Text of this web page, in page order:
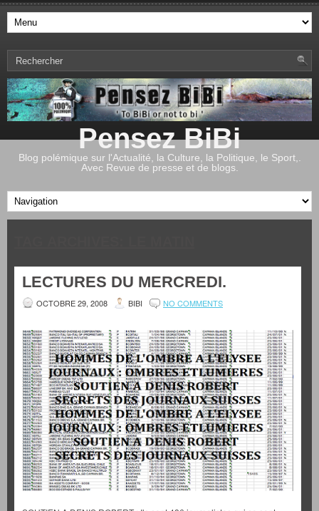
Pensez BiBi
Blog polémique sur l'Actualité, la Culture, la Politique, le Sport,.
Avec Revue de presse et de blogs.
LECTURES DU MERCREDI.
OCTOBRE 29, 2008 BIBI NO COMMENTS